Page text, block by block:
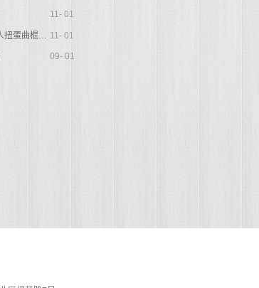
11- 01
【迪帕马首创曲棍球三人模式结构，家庭式亲子三人扭蛋曲棍球】 11- 01
09- 01